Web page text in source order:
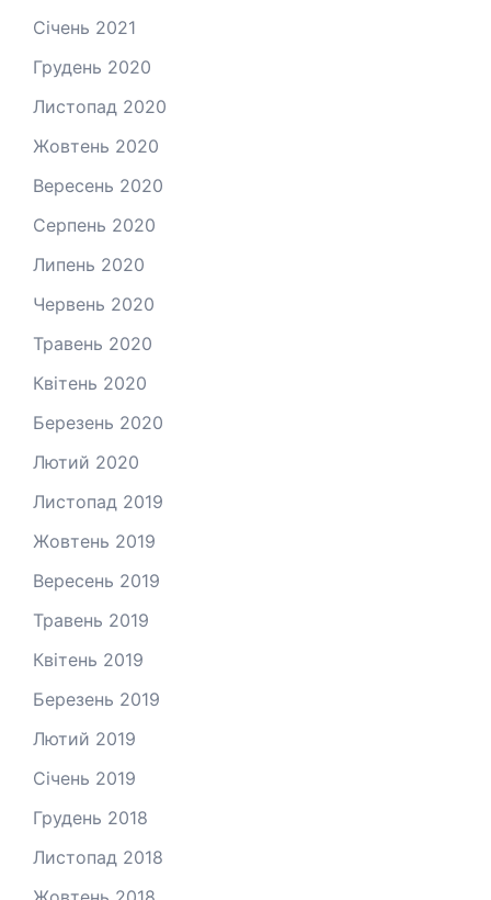
Січень 2021
Грудень 2020
Листопад 2020
Жовтень 2020
Вересень 2020
Серпень 2020
Липень 2020
Червень 2020
Травень 2020
Квітень 2020
Березень 2020
Лютий 2020
Листопад 2019
Жовтень 2019
Вересень 2019
Травень 2019
Квітень 2019
Березень 2019
Лютий 2019
Січень 2019
Грудень 2018
Листопад 2018